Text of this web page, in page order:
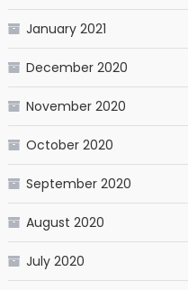
January 2021
December 2020
November 2020
October 2020
September 2020
August 2020
July 2020